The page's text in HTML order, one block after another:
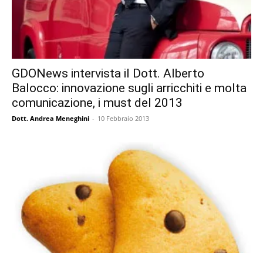
GDONews intervista il Dott. Alberto
Balocco: innovazione sugli arricchiti e molta
comunicazione, i must del 2013
Dott. Andrea Meneghini - 10 Febbraio 2013